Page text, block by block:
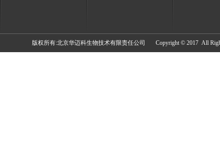
版权所有:北京华迈科生物技术有限责任公司 Copyright © 2017 All